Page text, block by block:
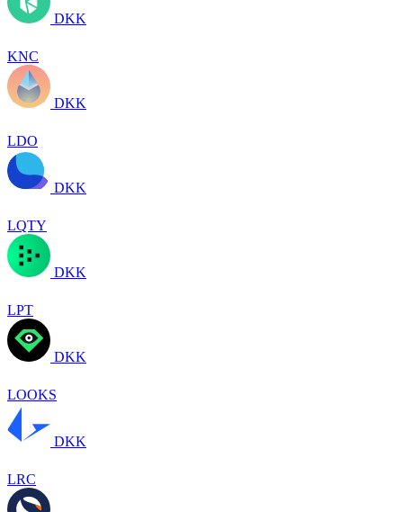
DKK
KNC
DKK
LDO
DKK
LQTY
DKK
LPT
DKK
LOOKS
DKK
LRC